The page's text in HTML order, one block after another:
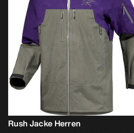
Rush Jacke Herren